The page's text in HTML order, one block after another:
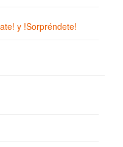
y !Sorpréndete!